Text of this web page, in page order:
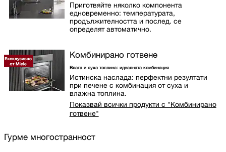
Приготвяйте няколко компонента
едновременно: температурата,
продължителността и послед. се
определят автоматично.
Комбинирано готвене
Влага и суха топлина: идеалната комбинация
Истинска наслада: перфектни резултати
при печене с комбинация от суха и
влажна топлина.
Показвай всички продукти с "Комбинирано
готвене"
Гурме многостранност